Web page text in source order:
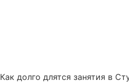
Как долго длятся занятия в